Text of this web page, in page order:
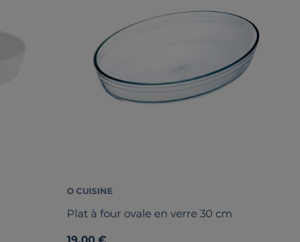
O CUISINE
Plat à four ovale en verre 30 cm